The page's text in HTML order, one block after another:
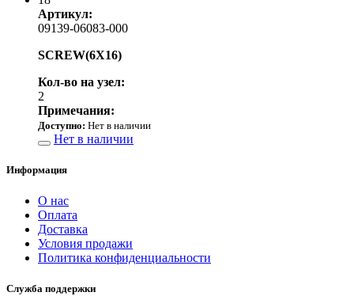
Артикул:
09139-06083-000
SCREW(6X16)
Кол-во на узел:
2
Примечания:
Доступно: Нет в наличии
Нет в наличии
Информация
О нас
Оплата
Доставка
Условия продажи
Политика конфиденциальности
Служба поддержки